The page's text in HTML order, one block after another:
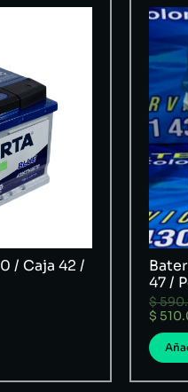
/ Caja 42 /
47 /
$
$